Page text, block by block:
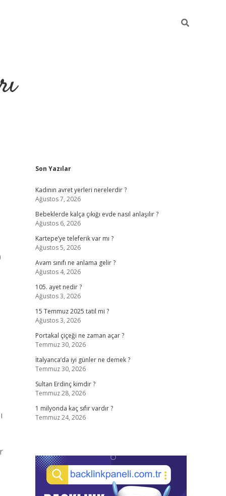
Sidebar
Son Yazılar
Kadının avret yerleri nerelerdir ?
Ağustos 7, 2026
Bebeklerde kalça çıkığı evde nasıl anlaşılır ?
Ağustos 6, 2026
Kartepe’ye teleferik var mı ?
Ağustos 5, 2026
Avam sınıfı ne anlama gelir ?
Ağustos 4, 2026
105. ayet nedir ?
Ağustos 3, 2026
15 Temmuz 2025 tatil mi ?
Ağustos 3, 2026
Portakal çiçeği ne zaman açar ?
Temmuz 30, 2026
İtalyanca’da iyi günler ne demek ?
Temmuz 30, 2026
Sultan Erdinç kimdir ?
Temmuz 28, 2026
1 milyonda kaç sıfır vardır ?
Temmuz 24, 2026